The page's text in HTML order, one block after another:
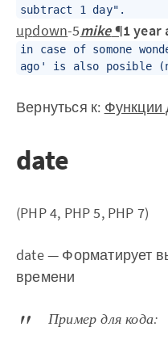
subtract 1 day".
updown-5mike¶1 year
in case of somone
ago' is also posible
Вернуться к: Функции
date
(PHP 4, PHP 5, PHP 7)
date — Форматирует
времени
Пример для кода: